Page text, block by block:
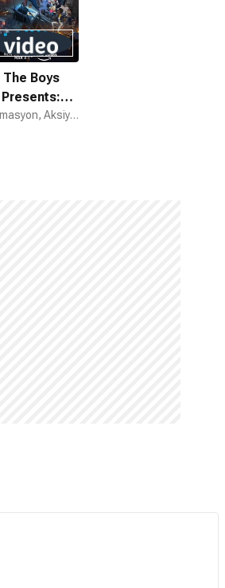
The Boys
Presents:
Diabolical
Animasyon, Aksiyon